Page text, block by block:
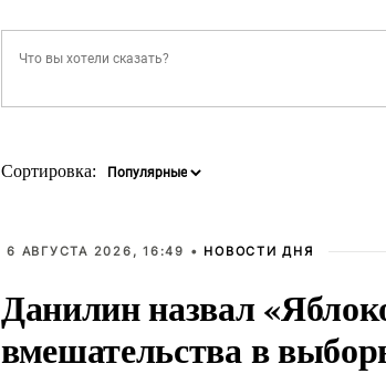
Сортировка:
6 АВГУСТА 2026, 16:49 • НОВОСТИ ДНЯ
Данилин назвал
вмешательства в